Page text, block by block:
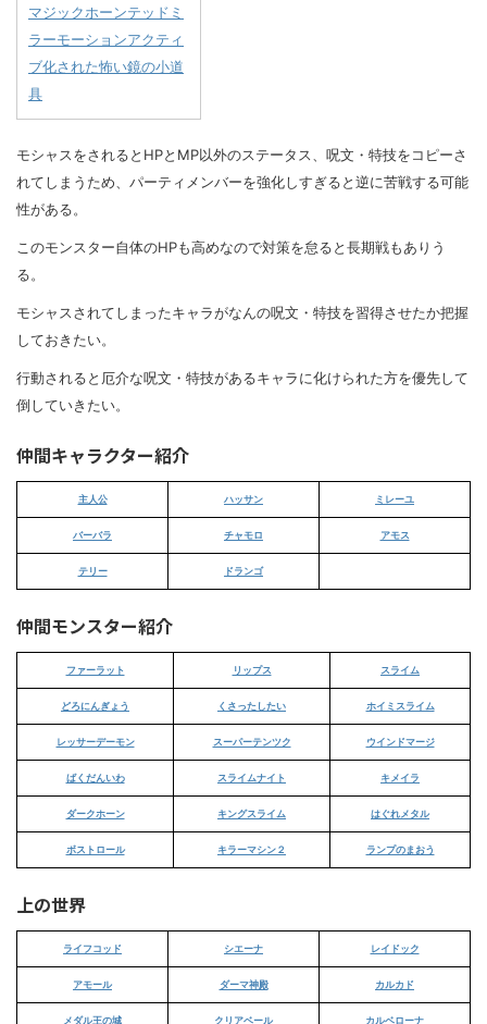
マジックホーンテッドミ
ラーモーションアクティ
ブ化された怖い鏡の小道
具
モシャスをされるとHPとMP以外のステータス、呪文・特技をコピーさ
れてしまうため、パーティメンバーを強化しすぎると逆に苦戦する可能
性がある。
このモンスター自体のHPも高めなので対策を怠ると長期戦もありう
る。
モシャスされてしまったキャラがなんの呪文・特技を習得させたか把握
しておきたい。
行動されると厄介な呪文・特技があるキャラに化けられた方を優先して
倒していきたい。
仲間キャラクター紹介
主人公 ハッサン ミレーユ
バーバラ チャモロ アモス
テリー ドランゴ
仲間モンスター紹介
ファーラット リップス スライム
どろにんぎょう くさったしたい ホイミスライム
レッサーデーモン スーパーテンツク ウインドマージ
ばくだんいわ スライムナイト キメイラ
ダークホーン キングスライム はぐれメタル
ボストロール キラーマシン２ ランプのまおう
上の世界
ライフコッド シエーナ レイドック
アモール ダーマ神殿 カルカド
メダル王の城 クリアベール カルベローナ